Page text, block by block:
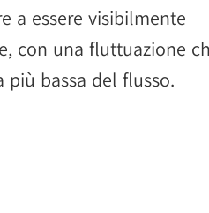
a essere visibilmente
con una fluttuazione
più bassa del flusso.